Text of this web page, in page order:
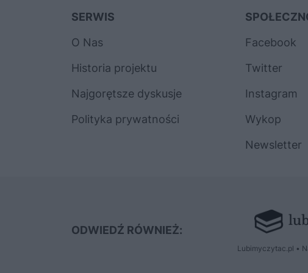
SERWIS
O Nas
Historia projektu
Najgorętsze dyskusje
Polityka prywatności
Facebook
Twitter
Instagram
Wykop
Newsletter
ODWIEDŹ RÓWNIEŻ:
Lubimyczytac.pl •